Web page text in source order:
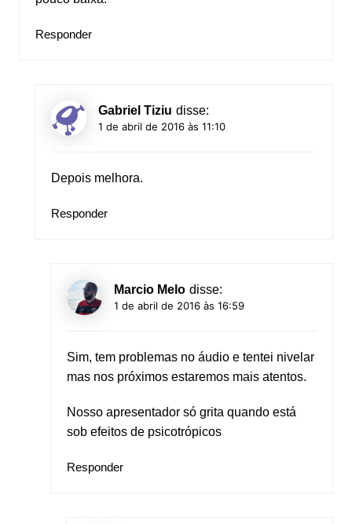
Responder
Gabriel Tiziu disse:
1 de abril de 2016 às 11:10
Depois melhora.
Responder
Marcio Melo disse:
1 de abril de 2016 às 16:59
Sim, tem problemas no áudio e tentei nivelar
mas nos próximos estaremos mais atentos.
Nosso apresentador só grita quando está
sob efeitos de psicotrópicos
Responder